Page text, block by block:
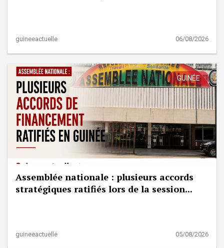
guineeactuelle 06/08/2026
GUINÉE
Assemblée nationale : plusieurs accords
stratégiques ratifiés lors de la session...
guineeactuelle 05/08/2026